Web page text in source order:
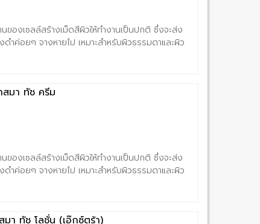
องเซลล์สร้างเม็ดสีผิวให้ทำงานเป็นปกติ ซึ่งจะส่ง
ำค่อยๆ จางหายไป เหมาะสำหรับผิวธรรมดาและผิว
สมา ทัช ครีม
องเซลล์สร้างเม็ดสีผิวให้ทำงานเป็นปกติ ซึ่งจะส่ง
ำค่อยๆ จางหายไป เหมาะสำหรับผิวธรรมดาและผิว
มา ทัช โลชั่น (เอ๊กซ์ตร้า)